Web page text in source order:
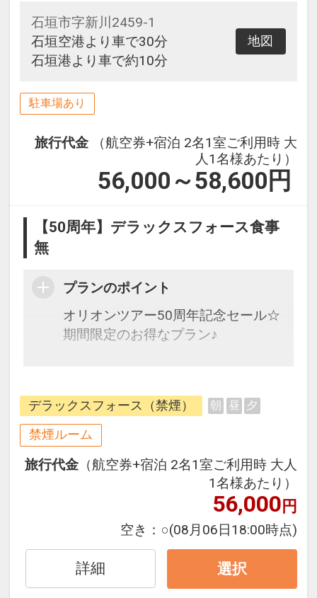
石垣市字新川2459-1
石垣空港より車で30分
石垣港より車で約10分
地図
駐車場あり
旅行代金
（航空券+宿泊 2名1室ご利用時 大
人1名様あたり）
56,000～58,600 円
【50周年】デラックスフォース食事
無
プランのポイント
オリオンツアー50周年記念セール☆
期間限定のお得なプラン♪
子レンジ完備で暮らすように過ごせ
るお部屋が人気
デラックスフォース（禁煙） 朝 昼 夕
禁煙ルーム
旅行代金 （航空券+宿泊 2名1室ご利用時 大人
1名様あたり）
56,000円
空き： ○(08月06日18:00時点)
詳細 選択